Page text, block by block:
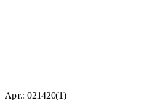
Арт.: 021420(1)